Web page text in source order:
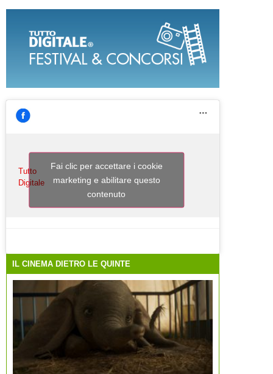
Tutto
Digitale
Fai clic per accettare i cookie
marketing e abilitare questo
contenuto
IL CINEMA DIETRO LE QUINTE